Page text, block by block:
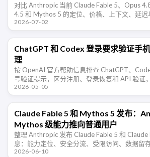
对比 Anthropic 当前 Claude Fable 5、Opus
4.5 和 Mythos 5 的定位、价格、上下文、延迟
2026-07-02
ChatGPT 和 Codex 登录要求验证手
理
按 OpenAI 官方帮助信息排查 ChatGPT、
号验证提示，区分注册、登录恢复和 API 验证
控猜测当成结论。
2026-05-05
Claude Fable 5 和 Mythos 5 发布：
Mythos 级能力推向普通用户
整理 Anthropic 发布 Claude Fable 5 和
息：能力定位、安全分流、受限访问、数据留
性。
2026-06-10